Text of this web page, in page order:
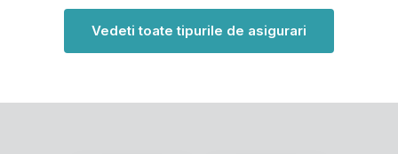
Vedeti toate tipurile de asigurari